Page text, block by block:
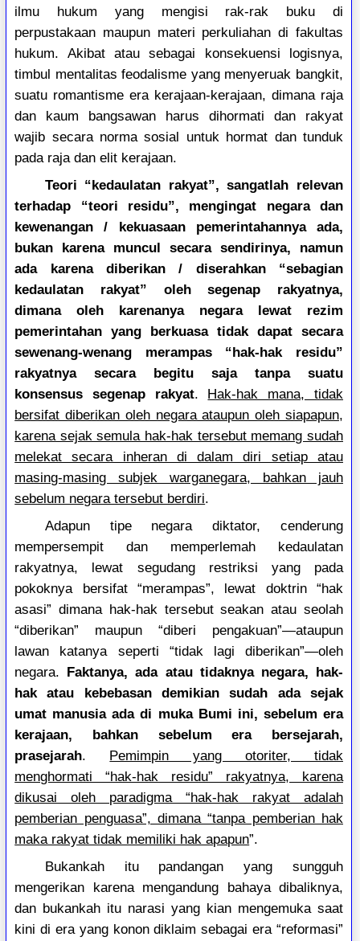
ilmu hukum yang mengisi rak-rak buku di
perpustakaan maupun materi perkuliahan di fakultas
hukum. Akibat atau sebagai konsekuensi logisnya,
timbul mentalitas feodalisme yang menyeruak bangkit,
suatu romantisme era kerajaan-kerajaan, dimana raja
dan kaum bangsawan harus dihormati dan rakyat
wajib secara norma sosial untuk hormat dan tunduk
pada raja dan elit kerajaan.
Teori “kedaulatan rakyat”, sangatlah relevan
terhadap “teori residu”, mengingat negara dan
kewenangan / kekuasaan pemerintahannya ada,
bukan karena muncul secara sendirinya, namun
ada karena diberikan / diserahkan “sebagian
kedaulatan rakyat” oleh segenap rakyatnya,
dimana oleh karenanya negara lewat rezim
pemerintahan yang berkuasa tidak dapat secara
sewenang-wenang merampas “hak-hak residu”
rakyatnya secara begitu saja tanpa suatu
konsensus segenap rakyat. Hak-hak mana, tidak
bersifat diberikan oleh negara ataupun oleh siapapun,
karena sejak semula hak-hak tersebut memang sudah
melekat secara inheran di dalam diri setiap atau
masing-masing subjek warganegara, bahkan jauh
sebelum negara tersebut berdiri.
Adapun tipe negara diktator, cenderung
mempersempit dan memperlemah kedaulatan
rakyatnya, lewat segudang restriksi yang pada
pokoknya bersifat “merampas”, lewat doktrin “hak
asasi” dimana hak-hak tersebut seakan atau seolah
“diberikan” maupun “diberi pengakuan”—ataupun
lawan katanya seperti “tidak lagi diberikan”—oleh
negara. Faktanya, ada atau tidaknya negara, hak-
hak atau kebebasan demikian sudah ada sejak
umat manusia ada di muka Bumi ini, sebelum era
kerajaan, bahkan sebelum era bersejarah,
prasejarah. Pemimpin yang otoriter, tidak
menghormati “hak-hak residu” rakyatnya, karena
dikusai oleh paradigma “hak-hak rakyat adalah
pemberian penguasa”, dimana “tanpa pemberian hak
maka rakyat tidak memiliki hak apapun”.
Bukankah itu pandangan yang sungguh
mengerikan karena mengandung bahaya dibaliknya,
dan bukankah itu narasi yang kian mengemuka saat
kini di era yang konon diklaim sebagai era “reformasi”